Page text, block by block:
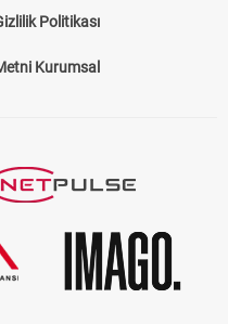
Politikası
Kurumsal